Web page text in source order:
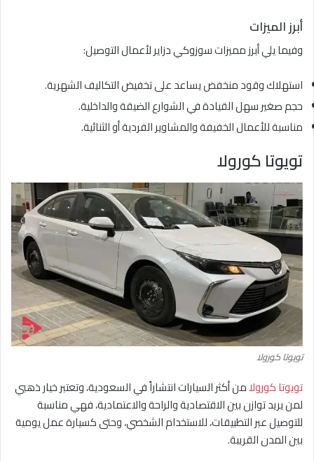
أبرز الميزات
وفيما يلي أبرز مميزات سوزوكي دزاير لأعمال التوصيل:
استهلاك وقود منخفض يساعد على تخفيض التكاليف الشهرية.
حجم صغير سهل القيادة في الشوارع الضيقة والداخلية.
مناسبة للأعمال الخفيفة والمشاوير الفردية أو الثنائية.
تويوتا كورولا
تويوتا كورولا
تويوتا كورولامن أكثر السيارات انتشاراً في السعودية، وتعتبر خيار ذهبي
لمن يريد توازن بين الاقتصادية والراحة والاعتمادية، فهي مناسبة
للتوصيل عبر التطبيقات، للاستخدام الشخصي، وحتى كسيارة عمل يومية
بين المدن القريبة.